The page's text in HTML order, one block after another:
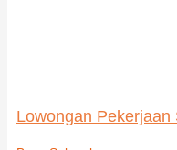
Lowongan Pekerjaan